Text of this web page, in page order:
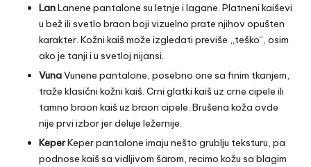
LanLanene pantalone su letnje i lagane. Platneni kaiševi
u bež ili svetlo braon boji vizuelno prate njihov opušten
karakter. Kožni kaišmože izgledati previše „teško“, osim
ako je tanji i u svetloj nijansi.
VunaVunene pantalone, posebno one sa finim tkanjem,
traže klasični kožni kaiš. Crni glatki kaiš uz crne cipele ili
tamno braon kaiš uz braon cipele. Brušena koža ovde
nije prvi izbor jer deluje ležernije.
KeperKeper pantalone imaju nešto grublju teksturu, pa
podnose kaiš sa vidljivom šarom, recimo kožu sa blagim